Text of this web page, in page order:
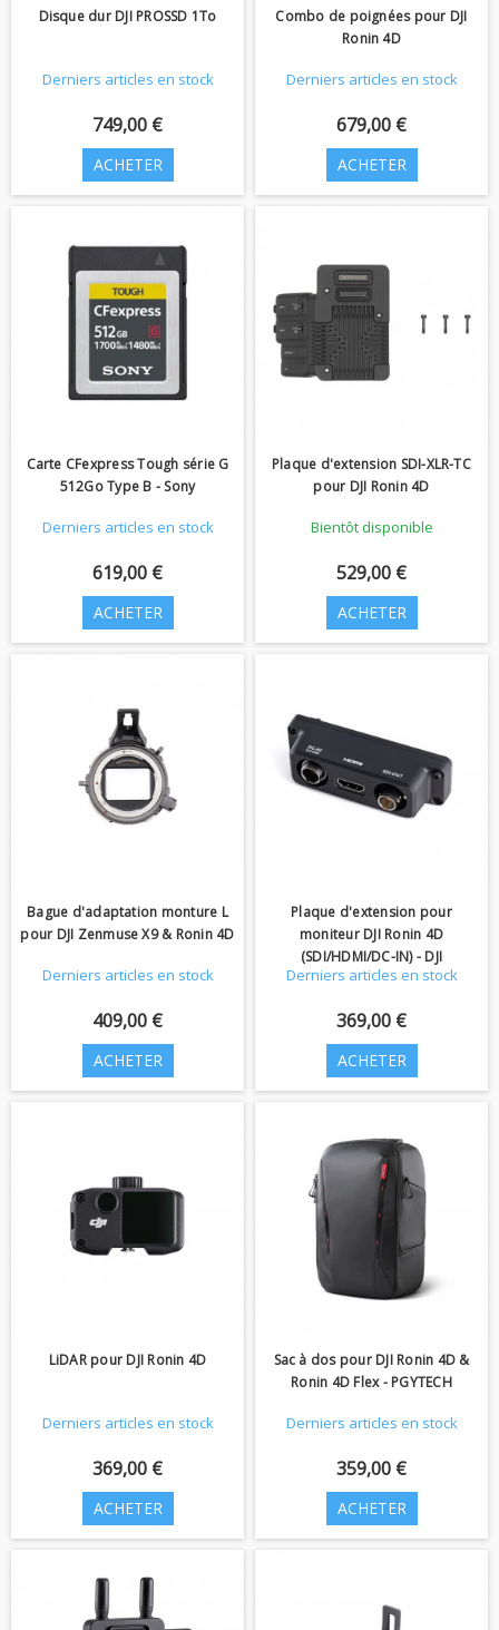
Disque dur DJI PROSSD 1To
Derniers articles en stock
749,00 €
ACHETER
Combo de poignées pour DJI
Ronin 4D
Derniers articles en stock
679,00 €
ACHETER
Carte CFexpress Tough série G
512Go Type B - Sony
Derniers articles en stock
619,00 €
ACHETER
Plaque d'extension SDI-XLR-TC
pour DJI Ronin 4D
Bientôt disponible
529,00 €
ACHETER
Bague d'adaptation monture L
pour DJI Zenmuse X9 & Ronin 4D
Derniers articles en stock
409,00 €
ACHETER
Plaque d'extension pour
moniteur DJI Ronin 4D
(SDI/HDMI/DC-IN) - DJI
Derniers articles en stock
369,00 €
ACHETER
LiDAR pour DJI Ronin 4D
Derniers articles en stock
369,00 €
ACHETER
Sac à dos pour DJI Ronin 4D &
Ronin 4D Flex - PGYTECH
Derniers articles en stock
359,00 €
ACHETER